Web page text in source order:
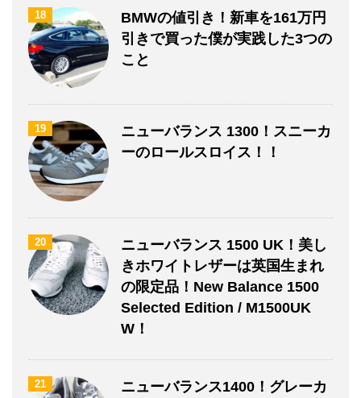
18
BMWの値引き！新車を161万円
引きで買った僕が実践した3つの
こと
19
ニューバランス 1300！スニーカ
ーのロールスロイス！！
20
ニューバランス 1500 UK！美し
きホワイトレザーは英国生まれ
の限定品！New Balance 1500
Selected Edition / M1500UK
W！
21
ニューバランス1400！グレーカ